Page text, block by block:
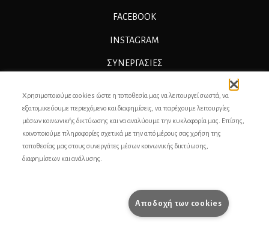
FACEBOOK
INSTAGRAM
ΣΥΝΕΡΓΑΣΊΕΣ
ΕΠΙΚΟΙΝΩΝΙΑ
ΣΥΝΤΕΛΕΣΤΕΣ
ΟΡΟΙ ΧΡΗΣΗΣ
Χρησιμοποιούμε cookies ώστε η τοποθεσία μας να λειτουργεί σωστά, να
εξατομικεύουμε περιεχόμενο και διαφημίσεις, να παρέχουμε λειτουργίες
μέσων κοινωνικής δικτύωσης και να αναλύουμε την κυκλοφορία μας. Επίσης,
κοινοποιούμε πληροφορίες σχετικά με την από μέρους σας χρήση της
τοποθεσίας μας στους συνεργάτες μέσων κοινωνικής δικτύωσης,
διαφημίσεων και ανάλυσης.
Αποδοχή των cookies